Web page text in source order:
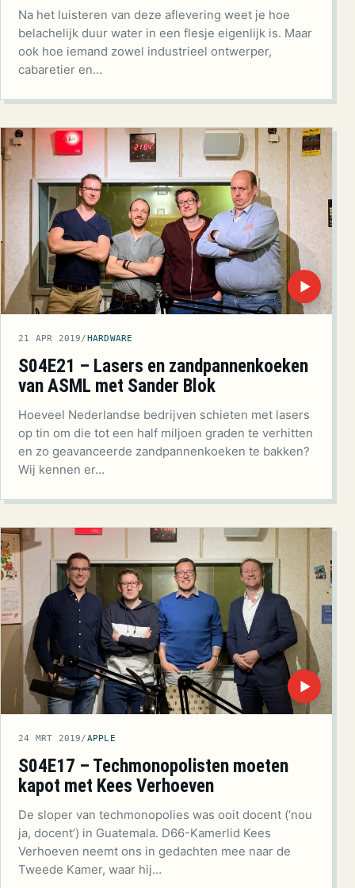
Na het luisteren van deze aflevering weet je hoe
belachelijk duur water in een flesje eigenlijk is. Maar
ook hoe iemand zowel industrieel ontwerper,
cabaretier en…
▶
21 APR 2019/HARDWARE
S04E21 – Lasers en zandpannenkoeken
van ASML met Sander Blok
Hoeveel Nederlandse bedrijven schieten met lasers
op tin om die tot een half miljoen graden te verhitten
en zo geavanceerde zandpannenkoeken te bakken?
Wij kennen er…
▶
24 MRT 2019/APPLE
S04E17 – Techmonopolisten moeten
kapot met Kees Verhoeven
De sloper van techmonopolies was ooit docent (‘nou
ja, docent’) in Guatemala. D66-Kamerlid Kees
Verhoeven neemt ons in gedachten mee naar de
Tweede Kamer, waar hij…